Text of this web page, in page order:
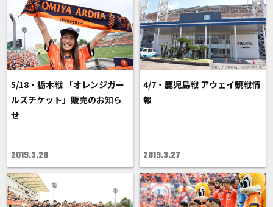
5/18・栃木戦 「オレンジガー
ルズチケット」販売のお知ら
せ
2019.3.28
4/7・鹿児島戦 アウェイ観戦情
報
2019.3.27